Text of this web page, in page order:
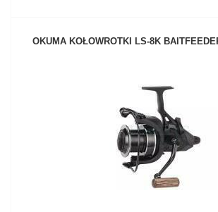
OKUMA KOŁOWROTKI LS-8K
ZOBACZ PRODUKT